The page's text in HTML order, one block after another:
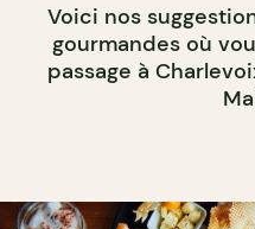
Voici nos
gourmandes où
passage à